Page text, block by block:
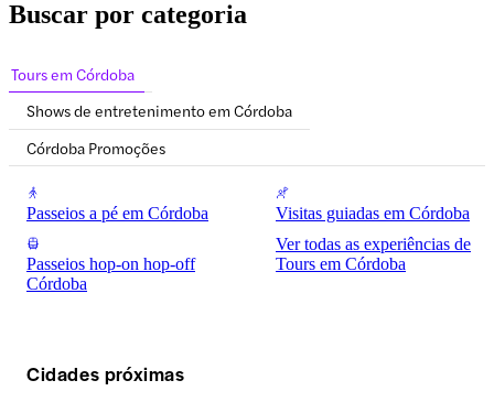
biblioteca são seus principais destaques.
Com ingressos para o Alcázar de Córdova,
guiadas e ofertas combinadas.
Buscar por categoria
Tours em Córdoba
Shows de entretenimento em Córdoba
Córdoba Promoções
Passeios a pé em Córdoba Visitas guiadas em Córdoba
Passeios hop-on hop-off
Córdoba
Ver todas as experiências de
Tours em Córdoba
Cidades próximas